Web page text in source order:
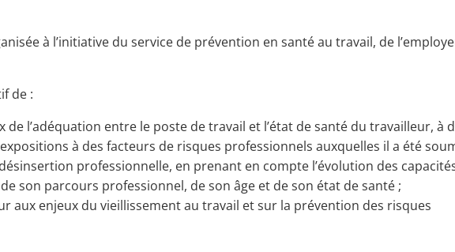
à l’initiative du service de prévention en santé au travail, de
de :
de l’adéquation entre le poste de travail et l’état de santé du travailleur, à
à des facteurs de risques professionnels auxquelles il a été
professionnelle, en prenant en compte l’évolution des
son parcours professionnel, de son âge et de son état de santé ;
aux enjeux du vieillissement au travail et sur la prévention des risques